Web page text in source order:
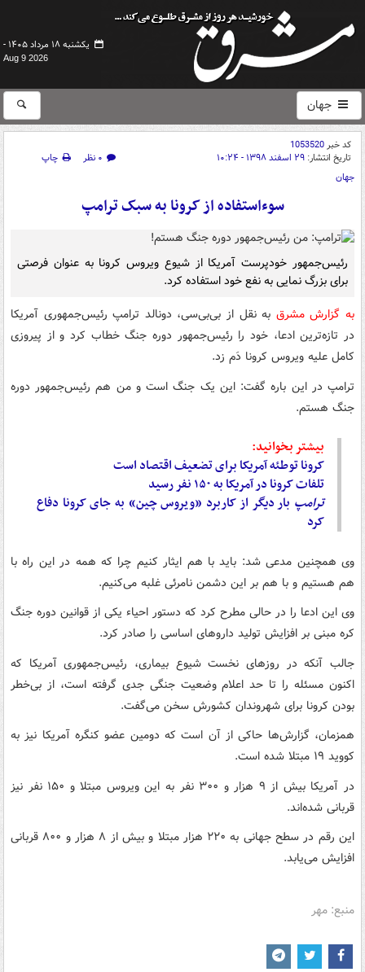
یکشنبه ۱۸ مرداد ۱۴۰۵ -
Aug 9 2026
جهان
کد خبر1053520
تاریخ انتشار: ۲۹ اسفند ۱۳۹۸ - ۱۰:۲۴ ۰ نظر
چاپ
جهان
سوء‌استفاده از کرونا به سبک ترامپ
رئیس‌جمهور خودپرست آمریکا از شیوع ویروس کرونا به عنوان فرصتی
برای بزرگ‌ نمایی به نفع خود استفاده کرد.
به گزارش مشرق به نقل از بی‌بی‌سی، دونالد ترامپ رئیس‌جمهوری آمریکا
در تازه‌ترین ادعا، خود را رئیس‌جمهور دوره جنگ خطاب کرد و از پیروزی
کامل علیه ویروس کرونا دَم زد.
ترامپ در این باره گفت: این یک جنگ است و من هم رئیس‌جمهور دوره
جنگ هستم.
بیشتر بخوانید:
کرونا توطئه آمریکا برای تضعیف اقتصاد است
تلفات کرونا در آمریکا به ۱۵۰ نفر رسید
ترامپ بار دیگر از کاربرد «ویروس چین» به جای کرونا دفاع
کرد
وی همچنین مدعی شد: باید با هم ایثار کنیم چرا که همه در این راه با
هم هستیم و با هم بر این دشمن نامرئی غلبه می‌کنیم.
وی این ادعا را در حالی مطرح کرد که دستور احیاء یکی از قوانین دوره جنگ
کره مبنی بر افزایش تولید داروهای اساسی را صادر کرد.
جالب آنکه در روزهای نخست شیوع بیماری، رئیس‌جمهوری آمریکا که
اکنون مسئله را تا حد اعلام وضعیت جنگی جدی گرفته است، از بی‌خطر
بودن کرونا برای شهروندان کشورش سخن می‌گفت.
همزمان، گزارش‌ها حاکی از آن است که دومین عضو کنگره آمریکا نیز به
کووید ۱۹ مبتلا شده است.
در آمریکا بیش از ۹ هزار و ۳۰۰ نفر به این ویروس مبتلا و ۱۵۰ نفر نیز
قربانی شده‌اند.
این رقم در سطح جهانی به ۲۲۰ هزار مبتلا و بیش از ۸ هزار و ۸۰۰ قربانی
افزایش می‌یابد.
منبع: مهر